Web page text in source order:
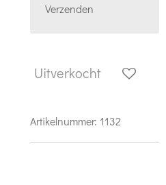
Verzenden
Uitverkocht
Artikelnummer: 1132